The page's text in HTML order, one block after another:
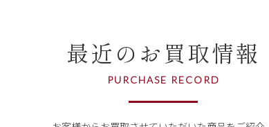
最近のお買取情報
PURCHASE RECORD